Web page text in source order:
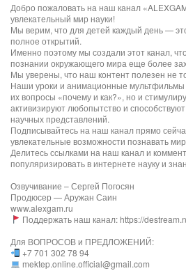
Добро пожаловать на наш канал
увлекательный мир науки!
Мы верим, что для детей каждый день —
полное открытий.
Именно поэтому мы создали этот канал,
познании окружающего мира еще более
Мы уверены, что наш контент полезен не
Наши уроки и анимационные мультфильмы
их вопросы «почему и как?», но и
активизируют любопытство и
научных представлений.
Подписывайтесь на наш канал прямо
увлекательные возможности познавать
Делитесь ссылками на наш канал и
популяризировать в интернете науку и
Озвучивание – Сергей Погосян
Продюсер — Аружан Саин
www.alexgam.ru
Поддержать наш канал: https://
Для ВОПРОСОВ и ПРЕДЛОЖЕНИЙ:
+7 701 302 78 94
mektep.online.official@gmail.com